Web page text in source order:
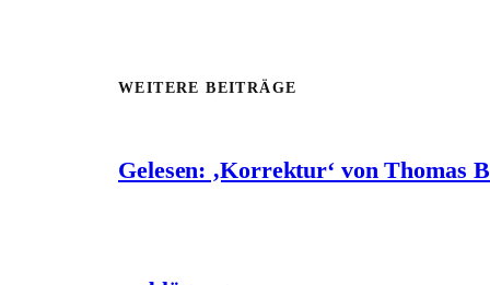
WEITERE BEITRÄGE
Gelesen: ‚Korrektur‘ von Thomas